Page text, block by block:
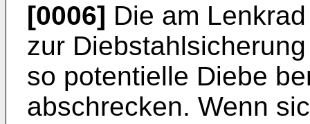
[0006] Die am
zur
so potentielle Diebe
abschrecken. Wenn